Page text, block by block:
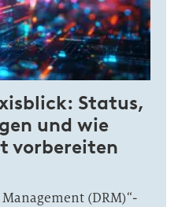
Status,
und wie
vorbereiten
(DRM)“-